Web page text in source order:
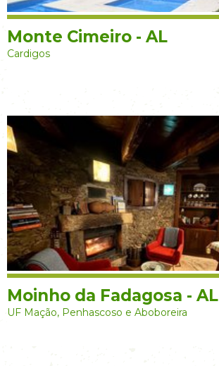
Monte Cimeiro - AL
Cardigos
Moinho da Fadagosa - AL
UF Mação, Penhascoso e Aboboreira